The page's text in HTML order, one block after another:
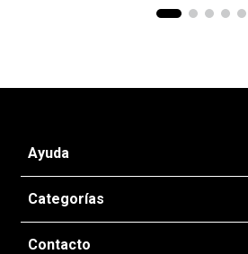
Ayuda
Preguntas frecuentes
T&C - Políticas de Envío
Politicas de Devolución
Categorías
Zapatillas
Contacto